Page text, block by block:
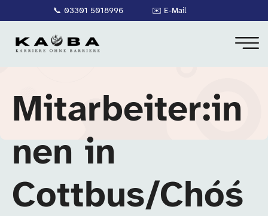
📞 03301 5018996 ✉️ E-Mail
Mitarbeiter:in
nen in
Cottbus/Chóś